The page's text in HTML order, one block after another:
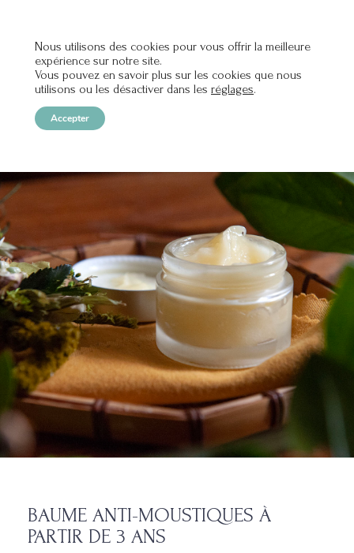
BAUME ANTI-MOUSTIQUES À
PARTIR DE 3 ANS
Nous utilisons des cookies pour vous offrir la meilleure
expérience sur notre site.
Vous pouvez en savoir plus sur les cookies que nous
utilisons ou les désactiver dans les réglages.
Accepter